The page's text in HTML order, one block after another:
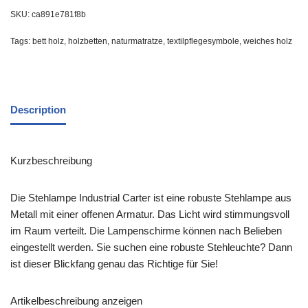
SKU: ca891e781f8b
Tags: bett holz, holzbetten, naturmatratze, textilpflegesymbole, weiches holz
Description
Kurzbeschreibung
Die Stehlampe Industrial Carter ist eine robuste Stehlampe aus
Metall mit einer offenen Armatur. Das Licht wird stimmungsvoll
im Raum verteilt. Die Lampenschirme können nach Belieben
eingestellt werden. Sie suchen eine robuste Stehleuchte? Dann
ist dieser Blickfang genau das Richtige für Sie!
Artikelbeschreibung anzeigen